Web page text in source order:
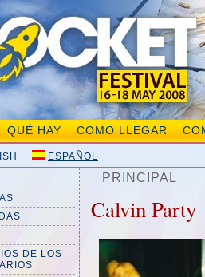
QUÉ HAY COMO LLEGAR
ESPAÑOL
DE LOS
PRINCIPAL
Calvin Party